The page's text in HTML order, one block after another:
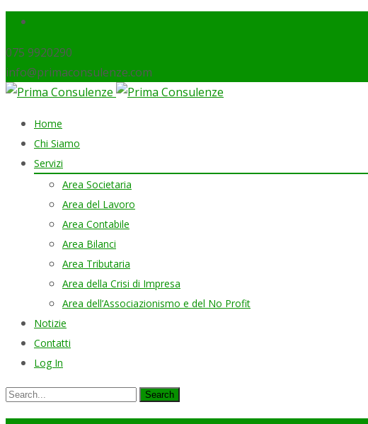
075 9920290
info@primaconsulenze.com
Skip
content
Home
Chi Siamo
Servizi
Area Societaria
Area del Lavoro
Area Contabile
Area Bilanci
Area Tributaria
Area della Crisi di Impresa
Area dell’Associazionismo e del No Profit
Notizie
Contatti
Log In
Search